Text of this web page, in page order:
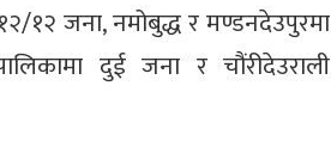
१२ जना, नमोबुद्ध र मण्डनदेउपुरमा
दुई जना र चौंरीदेउराली